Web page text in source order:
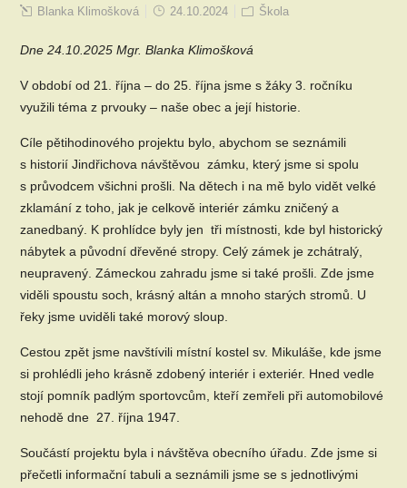
Blanka Klimošková 24.10.2024 Škola
Dne 24.10.2025 Mgr. Blanka Klimošková
V období od 21. října – do 25. října jsme s žáky 3. ročníku
využili téma z prvouky – naše obec a její historie.
Cíle pětihodinového projektu bylo, abychom se seznámili
s historií Jindřichova návštěvou zámku, který jsme si spolu
s průvodcem všichni prošli. Na dětech i na mě bylo vidět velké
zklamání z toho, jak je celkově interiér zámku zničený a
zanedbaný. K prohlídce byly jen tři místnosti, kde byl historický
nábytek a původní dřevěné stropy. Celý zámek je zchátralý,
neupravený. Zámeckou zahradu jsme si také prošli. Zde jsme
viděli spoustu soch, krásný altán a mnoho starých stromů. U
řeky jsme uviděli také morový sloup.
Cestou zpět jsme navštívili místní kostel sv. Mikuláše, kde jsme
si prohlédli jeho krásně zdobený interiér i exteriér. Hned vedle
stojí pomník padlým sportovcům, kteří zemřeli při automobilové
nehodě dne 27. října 1947.
Součástí projektu byla i návštěva obecního úřadu. Zde jsme si
přečetli informační tabuli a seznámili jsme se s jednotlivými